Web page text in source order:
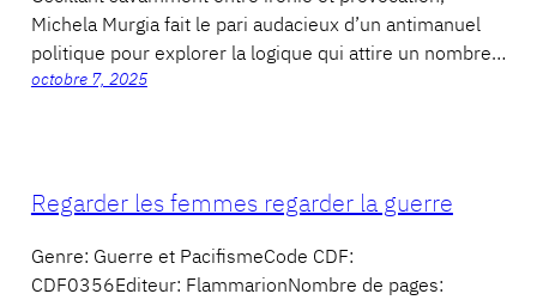
Michela Murgia fait le pari audacieux d’un antimanuel
politique pour explorer la logique qui attire un nombre…
octobre 7, 2025
Regarder les femmes regarder la guerre
Genre: Guerre et PacifismeCode CDF:
CDF0356Editeur: FlammarionNombre de pages: